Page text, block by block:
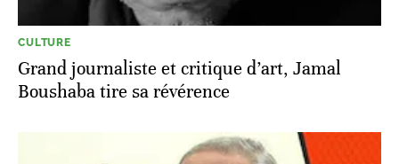
CULTURE
Grand journaliste et critique d’art, Jamal
Boushaba tire sa révérence